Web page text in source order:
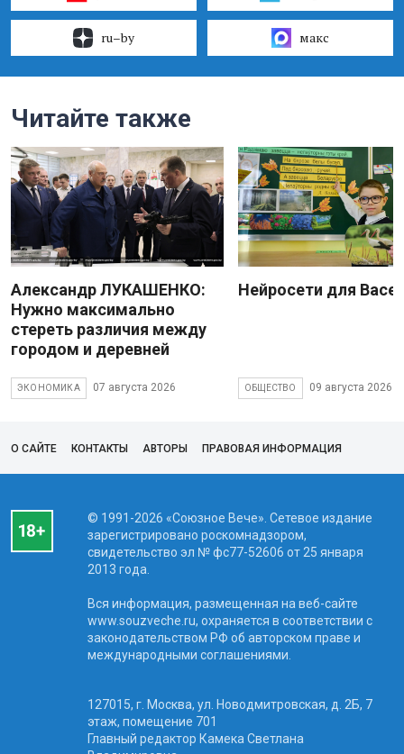
ru–by макс
Читайте также
Александр ЛУКАШЕНКО:
Нужно максимально
стереть различия между
городом и деревней
ЭКОНОМИКА 07 августа 2026
Нейросети для
ОБЩЕСТВО 09 августа 2026
О САЙТЕ КОНТАКТЫ АВТОРЫ ПРАВОВАЯ ИНФОРМАЦИЯ
© 1991-2026 «Союзное Вече». Сетевое издание
зарегистрировано роскомнадзором,
свидетельство эл № фc77-52606 от 25 января
2013 года.
Вся информация, размещенная на веб-сайте
www.souzveche.ru, охраняется в соответствии с
законодательством РФ об авторском праве и
международными соглашениями.
127015, г. Москва, ул. Новодмитровская, д. 2Б, 7
этаж, помещение 701
Главный редактор Камека Светлана